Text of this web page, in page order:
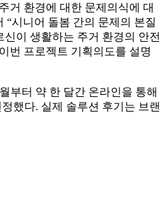
거 환경에 대한 문제의식에 대
“시니어 돌봄 간의 문제의 본질
이 생활하는 주거 환경의 안전
번 프로젝트 기획의도를 설명
부터 약 한 달간 온라인을 통해
했다. 실제 솔루션 후기는 브랜